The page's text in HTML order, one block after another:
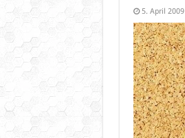
5. April 2009